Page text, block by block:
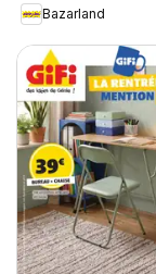
Bazarland